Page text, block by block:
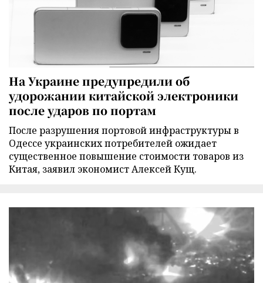
На Украине предупредили об
удорожании китайской электроники
после ударов по портам
После разрушения портовой инфраструктуры в
Одессе украинских потребителей ожидает
существенное повышение стоимости товаров из
Китая, заявил экономист Алексей Кущ.